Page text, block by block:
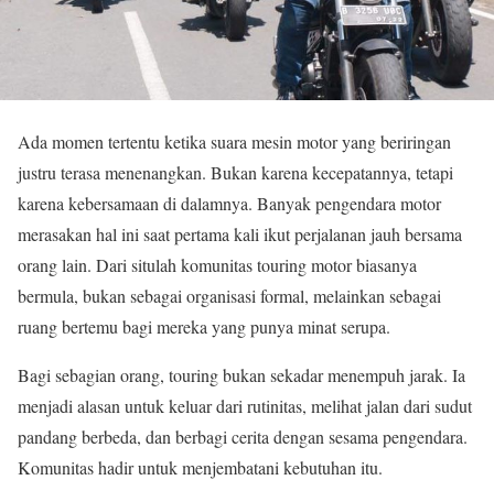
Ada momen tertentu ketika suara mesin motor yang beriringan
justru terasa menenangkan. Bukan karena kecepatannya, tetapi
karena kebersamaan di dalamnya. Banyak pengendara motor
merasakan hal ini saat pertama kali ikut perjalanan jauh bersama
orang lain. Dari situlah komunitas touring motor biasanya
bermula, bukan sebagai organisasi formal, melainkan sebagai
ruang bertemu bagi mereka yang punya minat serupa.
Bagi sebagian orang, touring bukan sekadar menempuh jarak. Ia
menjadi alasan untuk keluar dari rutinitas, melihat jalan dari sudut
pandang berbeda, dan berbagi cerita dengan sesama pengendara.
Komunitas hadir untuk menjembatani kebutuhan itu.